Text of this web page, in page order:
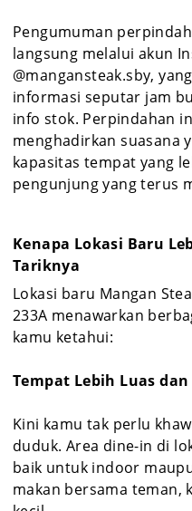
Pengumuman
langsung melalui akun
@mangansteak.sby,
informasi seputar jam
info stok. Perpindahan
menghadirkan suasana
kapasitas tempat yang
pengunjung yang terus
Kenapa Lokasi Baru
Tariknya
Lokasi baru Mangan
233A menawarkan
kamu ketahui:
Tempat Lebih Luas
Kini kamu tak perlu
duduk. Area dine-in di
baik untuk indoor
makan bersama teman,